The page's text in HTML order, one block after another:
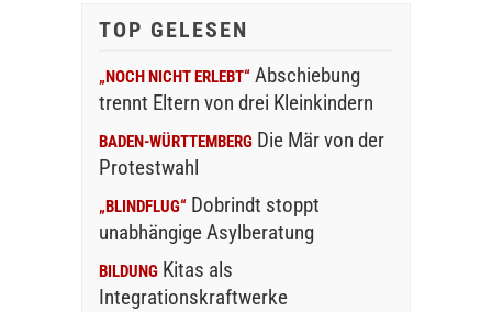
TOP GELESEN
„NOCH NICHT ERLEBT“ Abschiebung
trennt Eltern von drei Kleinkindern
BADEN-WÜRTTEMBERG Die Mär von der
Protestwahl
„BLINDFLUG“ Dobrindt stoppt
unabhängige Asylberatung
BILDUNG Kitas als
Integrationskraftwerke